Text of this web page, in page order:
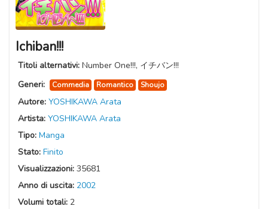
Ichiban!!!
Titoli alternativi: Number One!!!, イチバン!!!
Generi:
Commedia Romantico Shoujo
Autore: YOSHIKAWA Arata
Artista: YOSHIKAWA Arata
Tipo: Manga
Stato: Finito
Visualizzazioni: 35681
Anno di uscita: 2002
Volumi totali: 2